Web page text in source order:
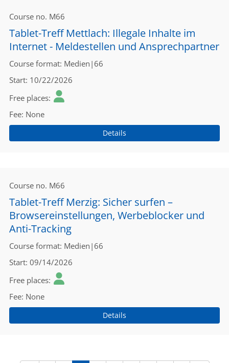
Course no. M66
Tablet-Treff Mettlach: Illegale Inhalte im
Internet - Meldestellen und Ansprechpartner
Course format Medien|66
Start 10/22/2026
Free places
Fee None
Details
Course no. M66
Tablet-Treff Merzig: Sicher surfen –
Browsereinstellungen, Werbeblocker und
Anti-Tracking
Course format Medien|66
Start 09/14/2026
Free places
Fee None
Details